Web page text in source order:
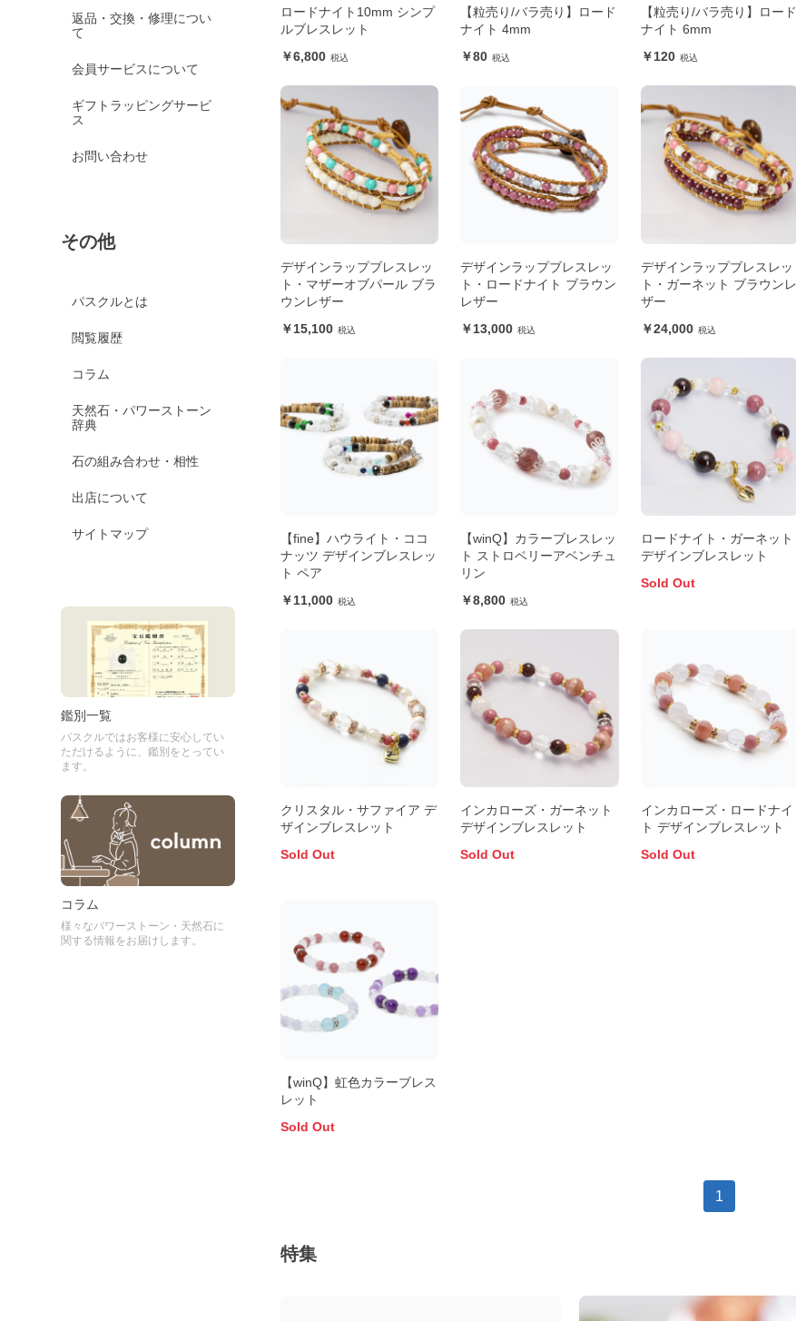
返品・交換・修理につい
て
会員サービスについて
ギフトラッピングサービ
ス
お問い合わせ
その他
パスクルとは
閲覧履歴
コラム
天然石・パワーストーン
辞典
石の組み合わせ・相性
出店について
サイトマップ
鑑別一覧
パスクルではお客様に安心してい
ただけるように、鑑別をとってい
ます。
コラム
様々なパワーストーン・天然石に
関する情報をお届けします。
ロードナイト10mm シンプ
ルブレスレット
6,800
【粒売り/バラ売り】ロード
ナイト 4mm
80
【粒売り/バラ売り】ロード
ナイト 6mm
120
デザインラップブレスレッ
ト・マザーオブパール ブラ
ウンレザー
15,100
デザインラップブレスレッ
ト・ロードナイト ブラウン
レザー
13,000
デザインラップブレスレッ
ト・ガーネット ブラウンレ
ザー
24,000
【fine】ハウライト・ココ
ナッツ デザインブレスレッ
ト ペア
11,000
【winQ】カラーブレスレッ
ト ストロベリーアベンチュ
リン
8,800
ロードナイト・ガーネット
デザインブレスレット
Sold Out
クリスタル・サファイア デ
ザインブレスレット
Sold Out
インカローズ・ガーネット
デザインブレスレット
Sold Out
インカローズ・ロードナイ
ト デザインブレスレット
Sold Out
【winQ】虹色カラーブレス
レット
Sold Out
1
特集